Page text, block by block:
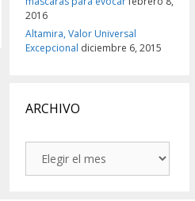
2016
Altamira, Valor Universal
Excepcional diciembre 6, 2015
ARCHIVO